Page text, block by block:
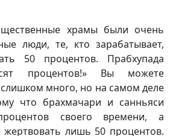
храмы были очень
люди, те, кто зарабатывает,
50 процентов. Прабхупада
процентов!» Вы можете
много, но на самом деле
что брахмачари и санньяси
своего времени, а
жертвовать лишь 50 процентов.